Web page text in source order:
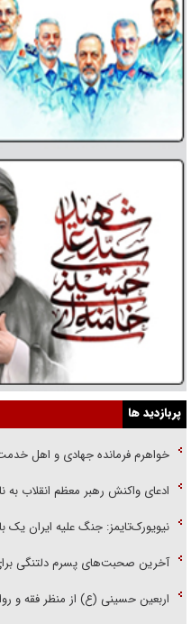
پربازدید ها
خواهرم فرمانده جهادی و اهل
ادعای واکنش رهبر معظم انقلاب
نیویورک‌تایمز: جنگ علیه ایران
آخرین صحبت‌های پسرم دلتنگی
اربعین حسینی (ع) از منظر فقه و